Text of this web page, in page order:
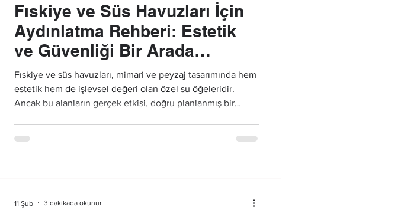
Fıskiye ve Süs Havuzları İçin
Aydınlatma Rehberi: Estetik
ve Güvenliği Bir Arada
Sağlamak
Fıskiye ve süs havuzları, mimari ve peyzaj tasarımında hem
estetik hem de işlevsel değeri olan özel su öğeleridir.
Ancak bu alanların gerçek etkisi, doğru planlanmış bir
11 Şub 3 dakikada okunur